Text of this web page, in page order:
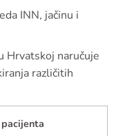
INN, jačinu i
Hrvatskoj naručuje
različitih